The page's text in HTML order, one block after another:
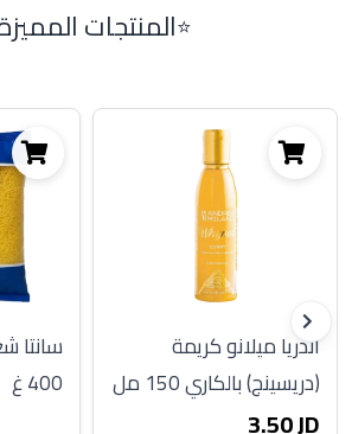
المنتجات
أندريا ميلانو كريمة
(دريسينج) بالكاري 150 مل
3.50 JD
سانتا
400 غ